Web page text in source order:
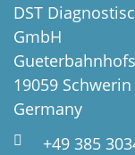
DST
GmbH
19059 Schwerin
Germany
+49 385